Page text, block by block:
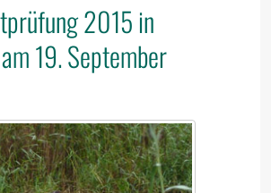
2015 in
19. September